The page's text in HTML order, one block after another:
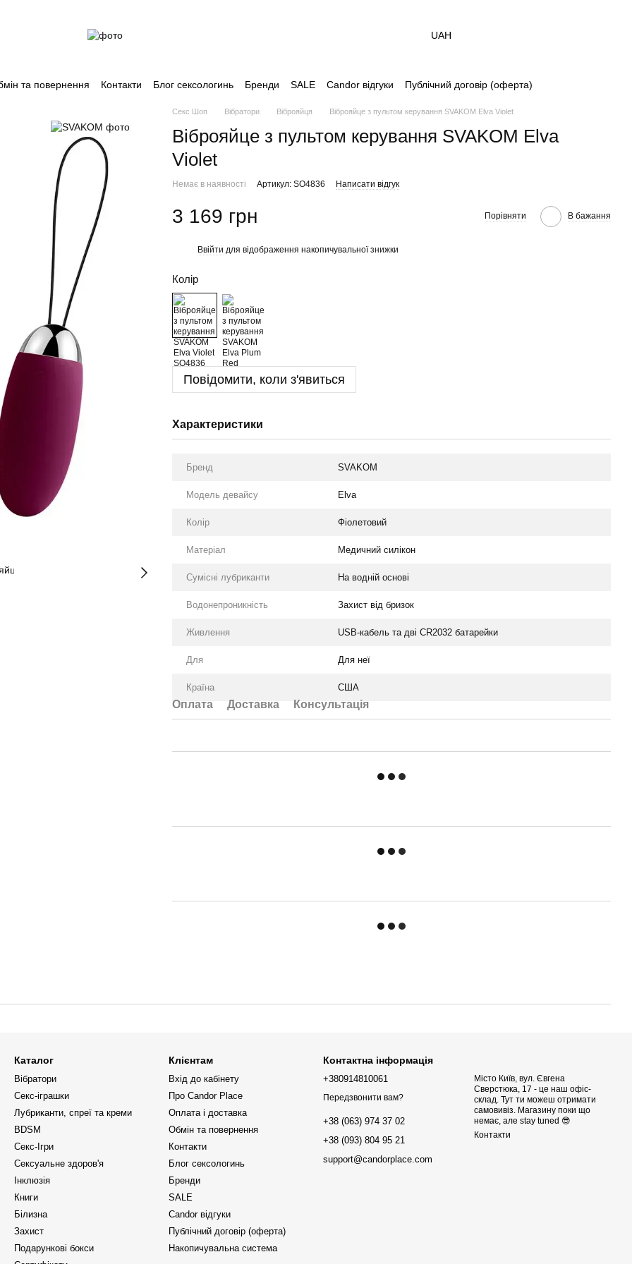
UAH
та повернення Контакти Блог сексологинь Бренди SALE Candor відгуки Публічний договір (оферта)
Секс Шоп Вібратори Віброяйця Віброяйце з пультом керування SVAKOM Elva Violet
Віброяйце з пультом керування SVAKOM Elva
Violet
Немає в наявності Артикул: SO4836 Написати відгук
3 169 грн Порівняти В бажання
Ввійти для відображення накопичувальної знижки
Колір
Повідомити, коли з'явиться
Характеристики
Бренд SVAKOM
Модель девайсу Elva
Колір Фіолетовий
Матеріал Медичний силікон
Сумісні лубриканти На водній основі
Водонепроникність Захист від бризок
Живлення USB-кабель та дві CR2032 батарейки
Для Для неї
Країна США
Оплата Доставка Консультація
Каталог
Вібратори
Секс-іграшки
Лубриканти, спреї та креми
BDSM
Секс-Ігри
Сексуальне здоров'я
Інклюзія
Книги
Білизна
Захист
Подарункові бокси
Клієнтам
Вхід до кабінету
Про Candor Place
Оплата і доставка
Обмін та повернення
Контакти
Блог сексологинь
Бренди
SALE
Candor відгуки
Публічний договір (оферта)
Накопичувальна система
Контактна інформація
+380914810061
Передзвонити вам?
+38 (063) 974 37 02
+38 (093) 804 95 21
support@candorplace.com
Місто Київ, вул. Євгена
Сверстюка, 17 - це наш офіс-
склад. Тут ти можеш отримати
самовивіз. Магазину поки що
немає, але stay tuned 😎
Контакти